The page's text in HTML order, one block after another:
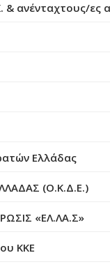
ανένταχτους/ες
Ελλάδας
(Ο.Κ.Δ.Ε.)
«ΕΛ.ΛΑ.Σ»
ΚΚΕ